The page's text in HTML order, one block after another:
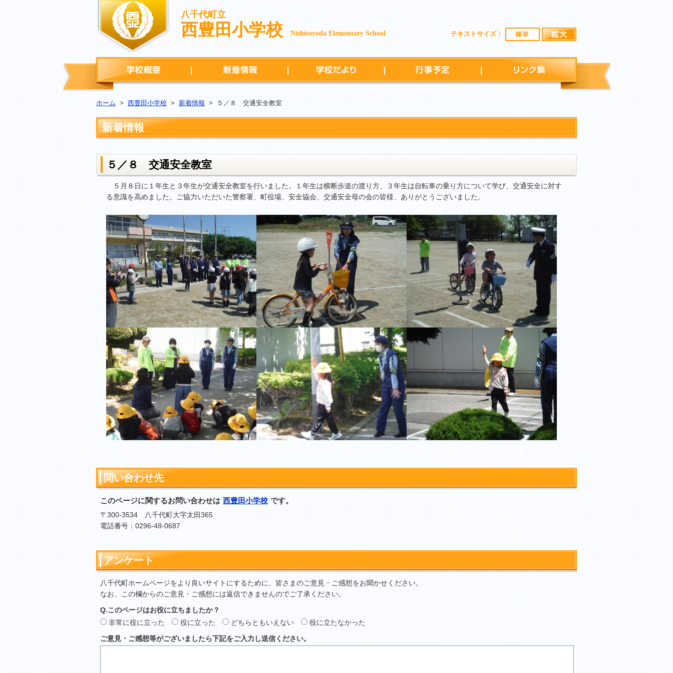
八千代町立
西豊田小学校 Nishitoyoda Elementary School テキストサイズ： 標準
学校概要 新着情報 学校だより 行事予定 リンク集
ホーム > 西豊田小学校 > 新着情報 > ５／８ 交通安全教室
新着情報
５／８ 交通安全教室
５月８日に１年生と３年生が交通安全教室を行いました。１年生は横断歩道の渡り方、３年生は自転車の乗り方について学び、交通安全に対す
る意識を高めました。ご協力いただいた警察署、町役場、安全協会、交通安全母の会の皆様、ありがとうございました。
問い合わせ先
このページに関するお問い合わせは 西豊田小学校 です。
〒300-3534 八千代町大字太田365
電話番号：0296-48-0687
アンケート
八千代町ホームページをより良いサイトにするために、皆さまのご意見・ご感想をお聞かせください。
なお、この欄からのご意見・ご感想には返信できませんのでご了承ください。
Q.このページはお役に立ちましたか？
非常に役に立った
役に立った どちらともいえない
役に立たなかった
ご意見・ご感想等がございましたら下記をご入力し送信ください。